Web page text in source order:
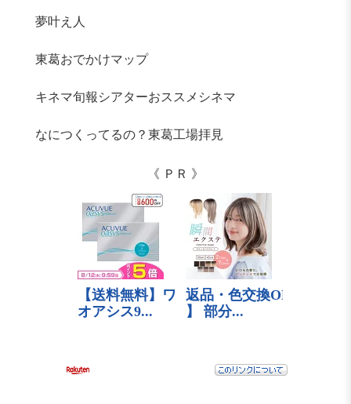
夢叶え人
東葛おでかけマップ
キネマ旬報シアターおススメシネマ
なにつくってるの？東葛工場拝見
《 ＰＲ 》